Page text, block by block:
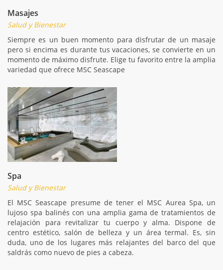
Masajes
Salud y Bienestar
Siempre es un buen momento para disfrutar de un masaje
pero si encima es durante tus vacaciones, se convierte en un
momento de máximo disfrute. Elige tu favorito entre la amplia
variedad que ofrece MSC Seascape
Spa
Salud y Bienestar
El MSC Seascape presume de tener el MSC Aurea Spa, un
lujoso spa balinés con una amplia gama de tratamientos de
relajación para revitalizar tu cuerpo y alma. Dispone de
centro estético, salón de belleza y un área termal. Es, sin
duda, uno de los lugares más relajantes del barco del que
saldrás como nuevo de pies a cabeza.